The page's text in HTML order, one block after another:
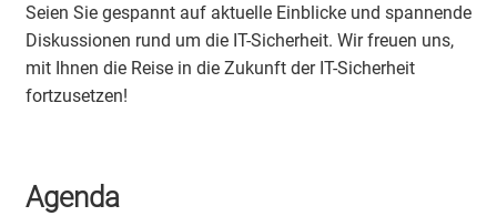
Seien Sie gespannt auf aktuelle Einblicke und spannende
Diskussionen rund um die IT-Sicherheit. Wir freuen uns,
mit Ihnen die Reise in die Zukunft der IT-Sicherheit
fortzusetzen!
Agenda